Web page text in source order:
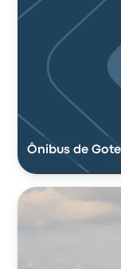
Ônibus de